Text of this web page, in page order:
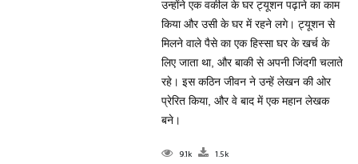
उन्होंने एक वकील के घर ट्यूशन पढ़ाने का काम
किया और उसी के घर में रहने लगे। ट्यूशन से
मिलने वाले पैसे का एक हिस्सा घर के खर्च के
लिए जाता था, और बाकी से अपनी जिंदगी चलाते
रहे। इस कठिन जीवन ने उन्हें लेखन की ओर
प्रेरित किया, और वे बाद में एक महान लेखक
बने।
9.1k 1.5k